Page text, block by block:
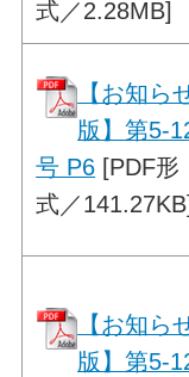
式／2.28MB]
【お知ら
版】第5-
号 P6 [PDF形
式／141.27KB]
【お知ら
版】第5-